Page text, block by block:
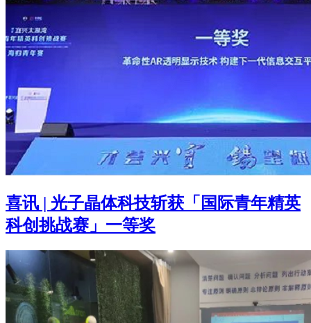
喜讯 | 光子晶体科技斩获「国际青年精英
科创挑战赛」一等奖